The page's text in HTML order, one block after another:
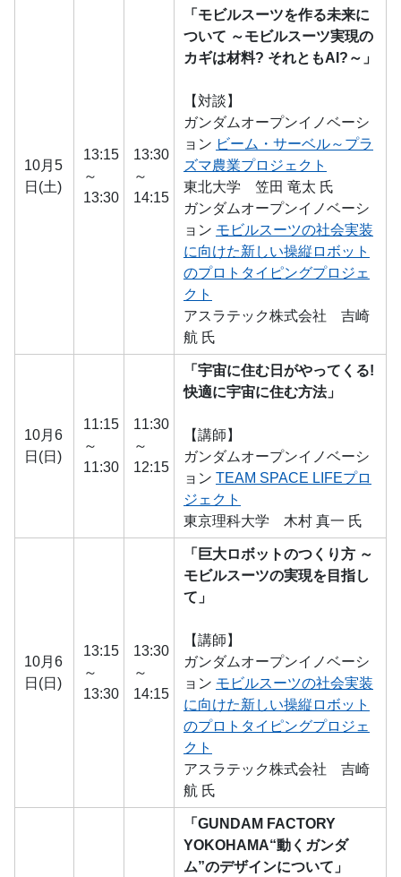
10月5
日(土)
13:15
～
13:30
13:30
～
14:15
「モビルスーツを作る未来に
ついて ～モビルスーツ実現の
カギは材料? それともAI?～」
【対談】
ガンダムオープンイノベーシ
ョン ビーム・サーベル～プラ
ズマ農業プロジェクト
東北大学 笠田 竜太 氏
ガンダムオープンイノベーシ
ョン モビルスーツの社会実装
に向けた新しい操縦ロボット
のプロトタイピングプロジェ
クト
アスラテック株式会社 吉崎
航 氏
10月6
日(日)
11:15
～
11:30
11:30
～
12:15
「宇宙に住む日がやってくる!
快適に宇宙に住む方法」
【講師】
ガンダムオープンイノベーシ
ョン TEAM SPACE LIFEプロ
ジェクト
東京理科大学 木村 真一 氏
10月6
日(日)
13:15
～
13:30
13:30
～
14:15
「巨大ロボットのつくり方 ～
モビルスーツの実現を目指し
て」
【講師】
ガンダムオープンイノベーシ
ョン モビルスーツの社会実装
に向けた新しい操縦ロボット
のプロトタイピングプロジェ
クト
アスラテック株式会社 吉崎
航 氏
「GUNDAM FACTORY
YOKOHAMA“動くガンダ
ム”のデザインについて」